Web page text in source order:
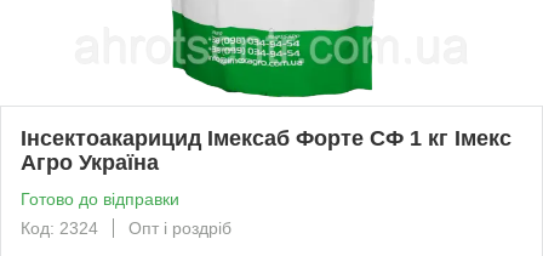
Інсектоакарицид Імексаб Форте СФ 1 кг Імекс
Агро Україна
Готово до відправки
Код: 2324
Опт і роздріб